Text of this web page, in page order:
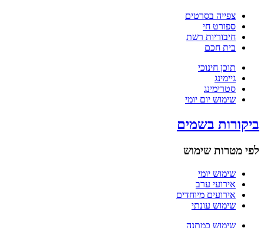
צפייה בסרטים
ספורט חי
חיבוריות רשת
בית חכם
תוכן חינוכי
גיימינג
סטרימינג
שימוש יום יומי
ביקורות בשמים
לפי מטרות שימוש
שימוש יומי
אירועי ערב
אירועים מיוחדים
שימוש עונתי
שימוש כמתנה